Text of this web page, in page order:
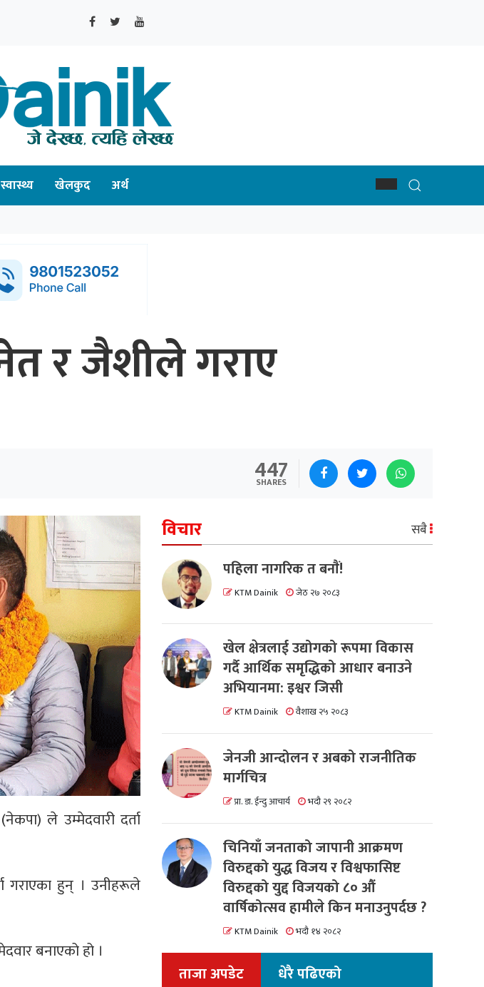
स्वास्थ्य खेलकुद अर्थ
र जैशीले गराए
447
SHARES
ले उम्मेदवारी दर्ता
गराएका हुन् । उनीहरूले
बनाएको हो ।
विचार सबै
पहिला नागरिक त बनाैं!
KTM Dainik जेठ २७ २०८३
खेल क्षेत्रलाई उद्योगको रूपमा विकास
गर्दै आर्थिक समृद्धिको आधार बनाउने
अभियानमा: इश्वर जिसी
KTM Dainik वैशाख २५ २०८३
जेनजी आन्दोलन र अबको राजनीतिक
मार्गचित्र
प्रा. डा. ईन्दु आचार्य भदौ २९ २०८२
चिनियाँ जनताको जापानी आक्रमण
विरुद्दको युद्ध विजय र विश्वफासिष्ट
विरुद्दको युद्द विजयको ८० औं
वार्षिकोत्सव हामीले किन मनाउनुपर्दछ ?
KTM Dainik भदौ १४ २०८२
ताजा अपडेट धेरै पढिएको